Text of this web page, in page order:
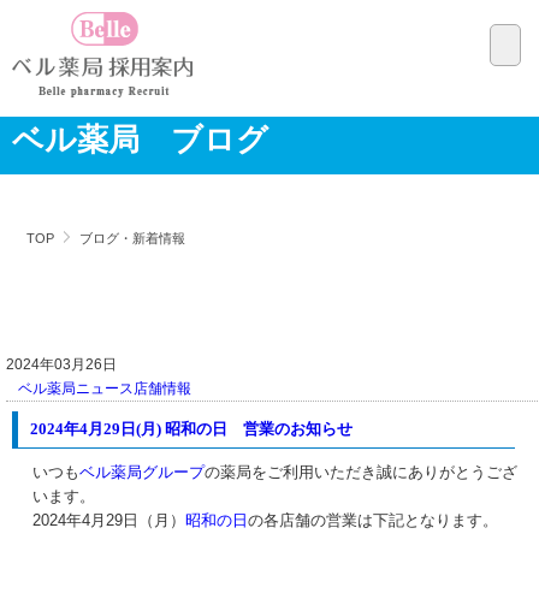
ベル薬局 ブログ
TOP ブログ・新着情報
2024年03月26日
ベル薬局ニュース店舗情報
2024年4月29日(月) 昭和の日 営業のお知らせ
いつもベル薬局グループの薬局をご利用いただき誠にありがとうござ
います。
2024年4月29日（月） 昭和の日の各店舗の営業は下記となります。